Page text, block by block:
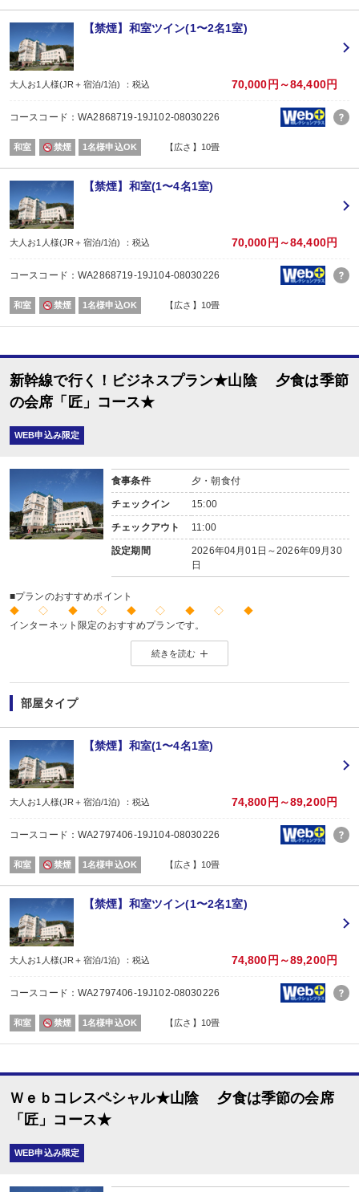
WESTERポイントの後付けはできません。
旅行プランをお申し込み後、予約内容変更・人数変更・キャンセルされた場合
おとな・こども共、有料人員の方がポイント対象です。（添寝幼児は対象外）
【2名1室でご利用の場合】 おとな1名＋こども1名OK♪
2名1室でご利用の場合、
※通常「おとな1名＋こども1名」で2名1室ご利用の場合、お子様はおとなと同
■夕食
場所:
レストラン
内容:
季節の会席「雅」コース
【時間】17：30～20：30（17：30～／18：00～／18：30～） ※当日受付と
■朝食
場所:
【時間】7：00～9：00（7：00～／7：30～／8：00～）
【禁煙】和室ツイン(1〜2名1室)
大人お1人様(JR＋宿泊/1泊) ：税込 70,000円～84,400円
コースコード：WA2868719-19J102-08030226
和室 禁煙 1名様申込OK 【広さ】10畳
【禁煙】和室(1〜4名1室)
大人お1人様(JR＋宿泊/1泊) ：税込 70,000円～84,400円
コースコード：WA2868719-19J104-08030226
和室 禁煙 1名様申込OK 【広さ】10畳
新幹線で行く！ビジネスプラン★山陰 夕食は季節
の会席「匠」コース★
WEB申込み限定
食事条件 夕・朝食付
チェックイン 15:00
チェックアウト 11:00
設定期間
2026年04月01日～2026年09月30
日
■プランのおすすめポイント
◆ ◇ ◆ ◇ ◆ ◇ ◆ ◇ ◆
インターネット限定のおすすめプランです。
※店頭・電話・メールでのお問合せや申込みは出来ません。
◆ ◇ ◆ ◇ ◆ ◇ ◆ ◇ ◆
【2名1室でご利用の場合】 おとな1名＋こども1名OK♪
2名1室でご利用の場合、
おとな1名＋こども1名ご利用でも、お子様はこども代金でOK♪
※通常「おとな1名＋こども1名」で2名1室ご利用の場合、お子様はおとなと同
■夕食
場所:
レストラン
内容:
【時間】17：30～20：30（17：30～／18：00～／18：30～） ※当日受付
■朝食
場所:
レストラン
内容:
和定食
【時間】7：00～9：00（7：00～／7：30～／8：00～）
続きを読む
部屋タイプ
【禁煙】和室(1〜4名1室)
大人お1人様(JR＋宿泊/1泊) ：税込 74,800円～89,200円
コースコード：WA2797406-19J104-08030226
和室 禁煙 1名様申込OK 【広さ】10畳
【禁煙】和室ツイン(1〜2名1室)
大人お1人様(JR＋宿泊/1泊) ：税込 74,800円～89,200円
コースコード：WA2797406-19J102-08030226
和室 禁煙 1名様申込OK 【広さ】10畳
Ｗｅｂコレスペシャル★山陰 夕食は季節の会席
「匠」コース★
WEB申込み限定